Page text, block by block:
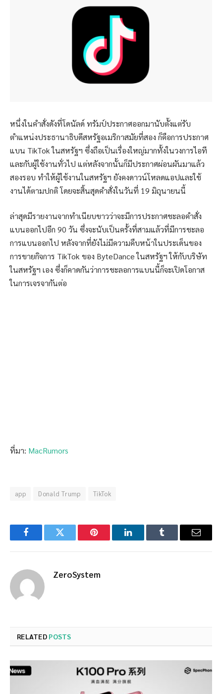
หนึ่งในคำสั่งดังที่โดนัลด์ ทรัมป์ประกาศออกมานับตั้งแต่รับ
ตำแหน่งประธานาธิบดีสหรัฐอเมริกาสมัยที่สอง ก็คือการประกาศ
แบน TikTok ในสหรัฐฯ ซึ่งถือเป็นเรื่องใหญ่มากทั้งในวงการไอที
และกับผู้ใช้งานทั่วไป แต่หลังจากนั้นก็มีประกาศผ่อนผันมาแล้ว
สองรอบ ทำให้ผู้ใช้งานในสหรัฐฯ ยังคงดาวน์โหลดแอปและใช้
งานได้ตามปกติ โดยจะสิ้นสุดคำสั่งในวันที่ 19 มิถุนายนนี้
ล่าสุดมีรายงานจากทำเนียบขาวว่าจะมีการประกาศชะลอคำสั่ง
แบนออกไปอีก 90 วัน ซึ่งจะนับเป็นครั้งที่สามแล้วที่มีการชะลอ
การแบนออกไป หลังจากที่ยังไม่มีความคืบหน้าในประเด็นของ
การขายกิจการ TikTok ของ ByteDance ในสหรัฐฯ ให้กับบริษัท
ในสหรัฐฯ เอง ซึ่งก็คาดกันว่าการชะลอการแบนนี้ก็จะเปิดโอกาส
ในการเจรจากันต่อ
ที่มา: MacRumors
app Donald Trump TikTok
FacebookTwitter Pinterest LinkedInTumblr Email
ZeroSystem
RELATED POSTS